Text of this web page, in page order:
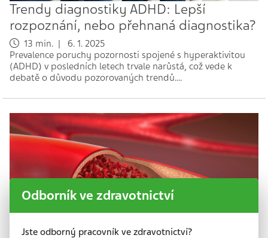
Trendy diagnostiky ADHD: Lepší
rozpoznání, nebo přehnaná diagnostika?
13 min. | 6. 1. 2025
Prevalence poruchy pozornosti spojené s hyperaktivitou
(ADHD) v posledních letech trvale narůstá, což vede k
debatě o důvodu pozorovaných trendů.…
Odborník ve zdravotnictví
Jste odborný pracovník ve zdravotnictví?